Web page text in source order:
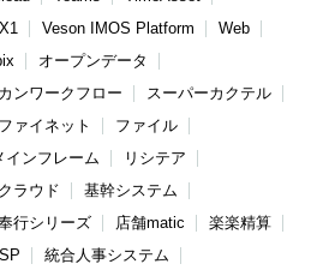
Veson IMOS Platform
Web
オープンデータ
ンワークフロー
スーパーカクテル
ファイネット
ファイル
インフレーム
リシテア
ラウド
基幹システム
行シリーズ 店舗matic
楽楽精算
統合人事システム